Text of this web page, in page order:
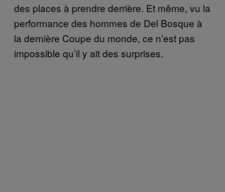
des places à prendre derrière. Et même, vu la
performance des hommes de Del Bosque à
la dernière Coupe du monde, ce n’est pas
impossible qu’il y ait des surprises.